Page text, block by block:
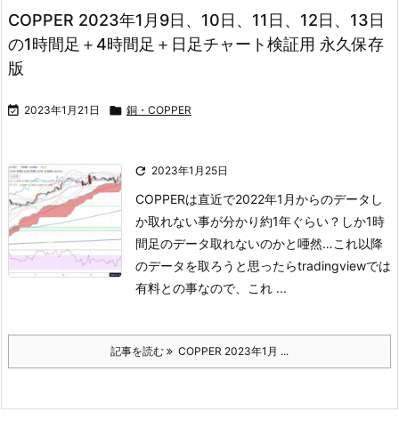
COPPER 2023年1月9日、10日、11日、12日、13日
の1時間足＋4時間足＋日足チャート検証用 永久保存
版
 2023年1月21日  銅・COPPER
 2023年1月25日
COPPERは直近で2022年1月からのデータし
か取れない事が分かり約1年ぐらい？しか1時
間足のデータ取れないのかと唖然…これ以降
のデータを取ろうと思ったらtradingviewでは
有料との事なので、
これ ...
記事を読む COPPER 2023年1月 ...